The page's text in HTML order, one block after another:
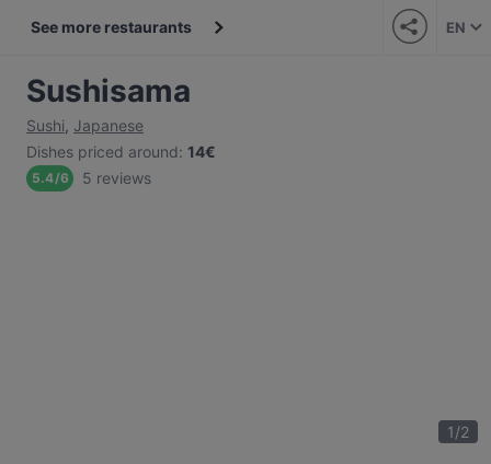
See more restaurants EN
Sushisama
Sushi, Japanese
Dishes priced around: 14€
5.4/6 5 reviews
1/2